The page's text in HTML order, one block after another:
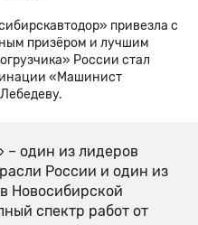
привезла с
призёром и лучшим
России стал
«Машинист
– один из лидеров
России и один из
Новосибирской
спектр работ от